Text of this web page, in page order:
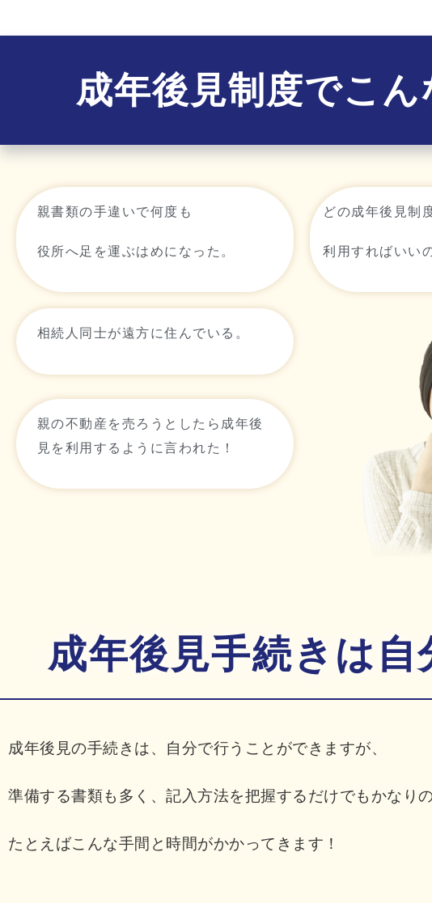
成年後見制度でこ
親書類の手違いで何度も
役所へ足を運ぶはめになった。
相続人同士が遠方に住んでいる。
親の不動産を売ろうとしたら成年後
見を利用するように言われた！
どの成年後見制
利用すればいい
成年後見手続きは自
成年後見の手続きは、自分で行うことができますが、
準備する書類も多く、記入方法を把握するだけでもかなり
たとえばこんな手間と時間がかかってきます！